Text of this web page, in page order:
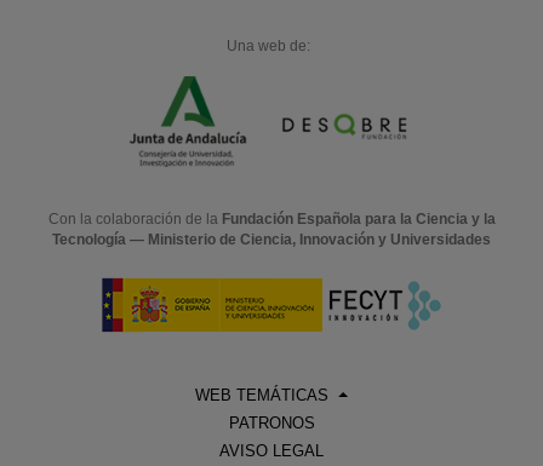
Una web de:
Con la colaboración de la Fundación Española para la Ciencia y la
Tecnología — Ministerio de Ciencia, Innovación y Universidades
WEB TEMÁTICAS
PATRONOS
AVISO LEGAL